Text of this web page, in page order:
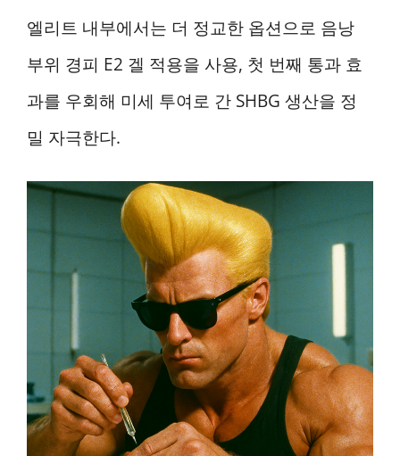
엘리트 내부에서는 더 정교한 옵션으로 음낭
부위 경피 E2 겔 적용을 사용, 첫 번째 통과 효
과를 우회해 미세 투여로 간 SHBG 생산을 정
밀 자극한다.